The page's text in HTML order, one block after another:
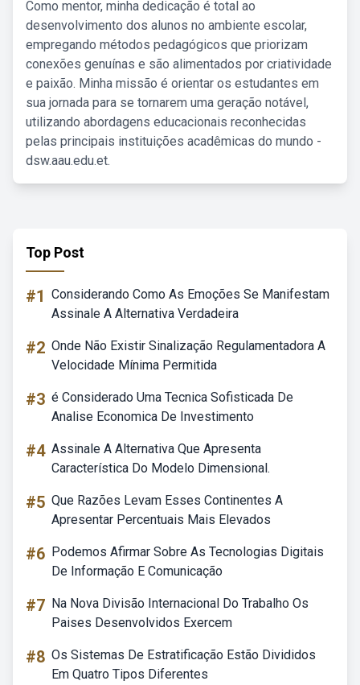
Como mentor, minha dedicação é total ao
desenvolvimento dos alunos no ambiente escolar,
empregando métodos pedagógicos que priorizam
conexões genuínas e são alimentados por criatividade
e paixão. Minha missão é orientar os estudantes em
sua jornada para se tornarem uma geração notável,
utilizando abordagens educacionais reconhecidas
pelas principais instituições acadêmicas do mundo -
dsw.aau.edu.et.
Top Post
#1 Considerando Como As Emoções Se Manifestam
Assinale A Alternativa Verdadeira
#2 Onde Não Existir Sinalização Regulamentadora A
Velocidade Mínima Permitida
#3 é Considerado Uma Tecnica Sofisticada De
Analise Economica De Investimento
#4 Assinale A Alternativa Que Apresenta
Característica Do Modelo Dimensional.
#5 Que Razões Levam Esses Continentes A
Apresentar Percentuais Mais Elevados
#6 Podemos Afirmar Sobre As Tecnologias Digitais
De Informação E Comunicação
#7 Na Nova Divisão Internacional Do Trabalho Os
Paises Desenvolvidos Exercem
#8 Os Sistemas De Estratificação Estão Divididos
Em Quatro Tipos Diferentes